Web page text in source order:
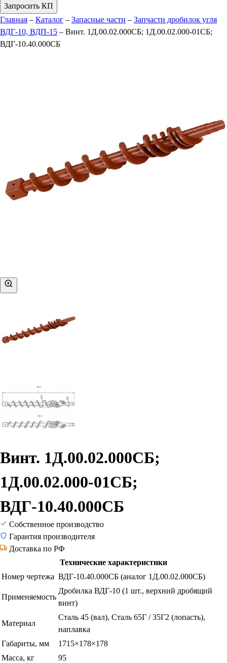
Запросить КП
Главная – Каталог – Запасные части – Запчасти дробилок угля
ВДГ-10, ВДП-15 – Винт. 1Д.00.02.000СБ; 1Д.00.02.000-01СБ;
ВДГ-10.40.000СБ
Винт. 1Д.00.02.000СБ;
1Д.00.02.000-01СБ;
ВДГ-10.40.000СБ
Собственное производство
Гарантия производителя
Доставка по РФ
Технические характеристики
Номер чертежа ВДГ-10.40.000СБ (аналог 1Д.00.02.000СБ)
Применяемость
Дробилка ВДГ-10 (1 шт., верхний дробящий
винт)
Материал
Сталь 45 (вал), Сталь 65Г / 35Г2 (лопасть),
наплавка
Габариты, мм
1715×178×178
Масса, кг
95